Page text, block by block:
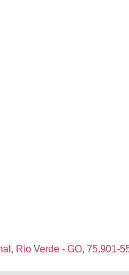
Rio Verde - GO, 75.901-